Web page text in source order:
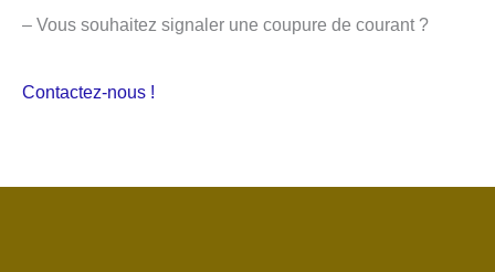
– Vous souhaitez signaler une coupure de courant ?
Contactez-nous !